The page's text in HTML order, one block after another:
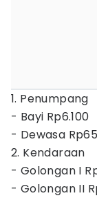
1. Penumpang
- Bayi Rp6.100
- Dewasa
2. Kendaraan
- Golongan I
- Golongan II